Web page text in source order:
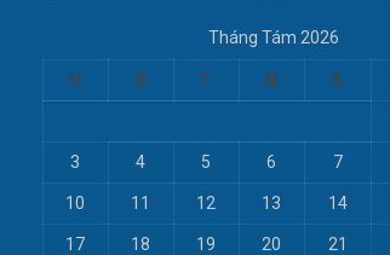
Tháng Tám 2026
H B T N S
3 4 5 6 7
10 11 12 13 14
17 18 19 20 21